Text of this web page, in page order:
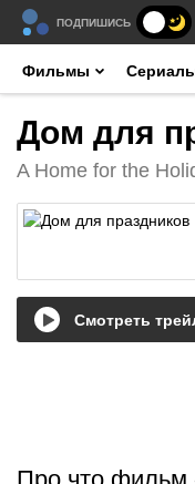
ПОДПИШИСЬ
Фильмы
Дом для
A Home for the
Смотреть